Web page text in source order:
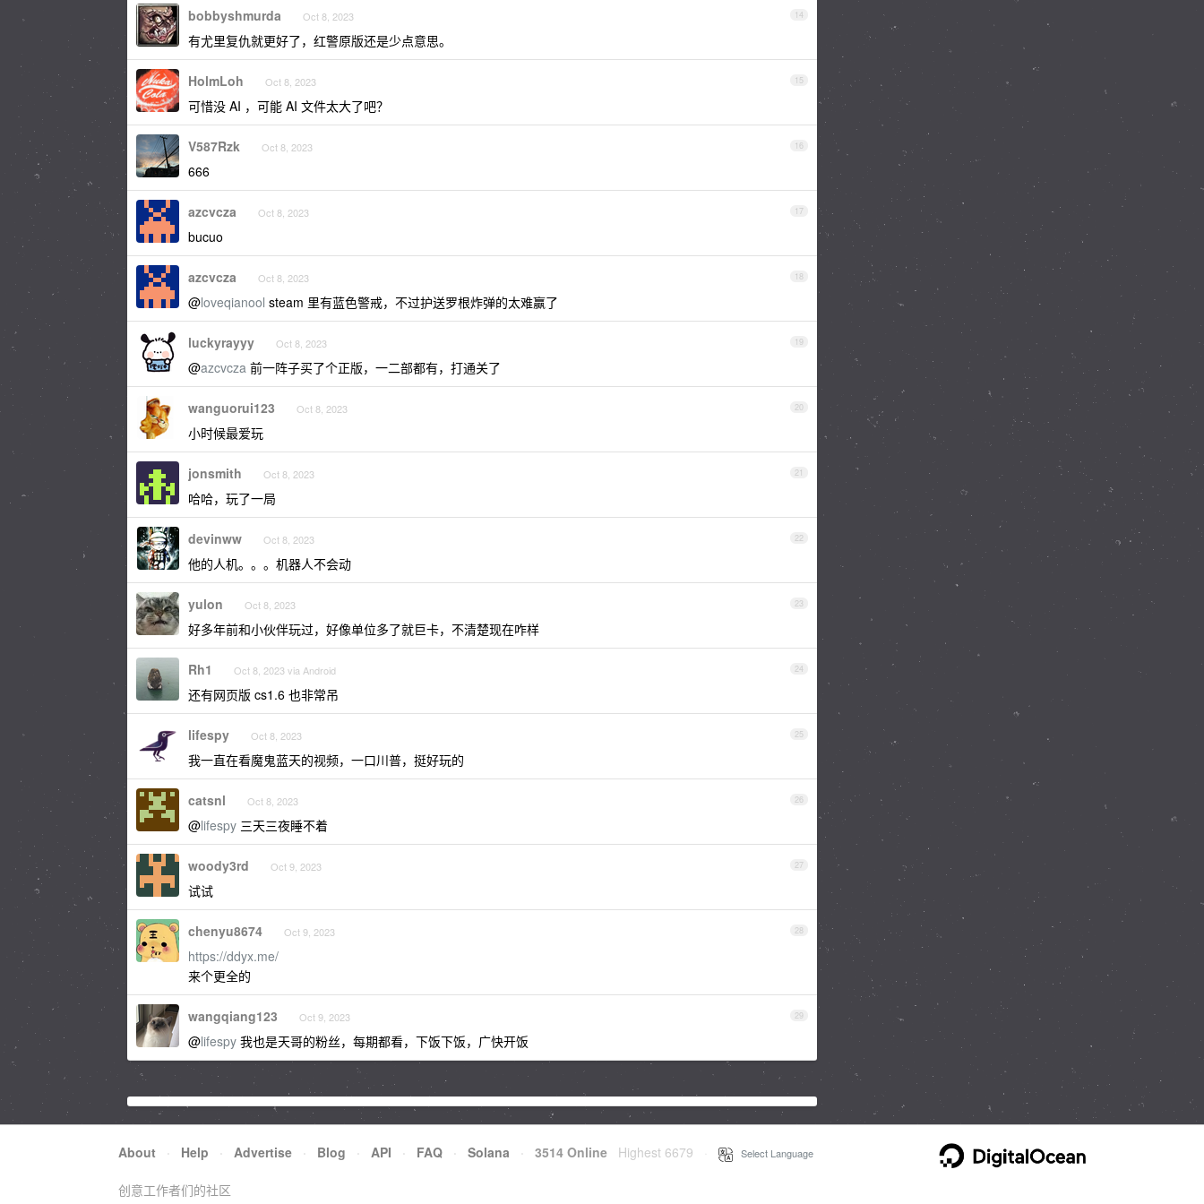
14
bobbyshmurda Oct 8, 2023
有尤里复仇就更好了，红警原版还是少点意思。
15
HolmLoh Oct 8, 2023
可惜没 AI ，可能 AI 文件太大了吧？
16
V587Rzk Oct 8, 2023
666
17
azcvcza Oct 8, 2023
bucuo
18
azcvcza Oct 8, 2023
@loveqianool steam 里有蓝色警戒，不过护送罗根炸弹的太难赢了
19
luckyrayyy Oct 8, 2023
@azcvcza 前一阵子买了个正版，一二部都有，打通关了
20
wanguorui123 Oct 8, 2023
小时候最爱玩
21
jonsmith Oct 8, 2023
哈哈，玩了一局
22
devinww Oct 8, 2023
他的人机。。。机器人不会动
23
yulon Oct 8, 2023
好多年前和小伙伴玩过，好像单位多了就巨卡，不清楚现在咋样
24
Rh1 Oct 8, 2023 via Android
还有网页版 cs1.6 也非常吊
25
lifespy Oct 8, 2023
我一直在看魔鬼蓝天的视频，一口川普，挺好玩的
26
catsnl Oct 8, 2023
@lifespy 三天三夜睡不着
27
woody3rd Oct 9, 2023
试试
28
chenyu8674 Oct 9, 2023
https://ddyx.me/
来个更全的
29
wangqiang123 Oct 9, 2023
@lifespy 我也是天哥的粉丝，每期都看，下饭下饭，广快开饭
About · Help · Advertise · Blog · API · FAQ · Solana · 3514 Online Highest 6679 Select Language
创意工作者们的社区